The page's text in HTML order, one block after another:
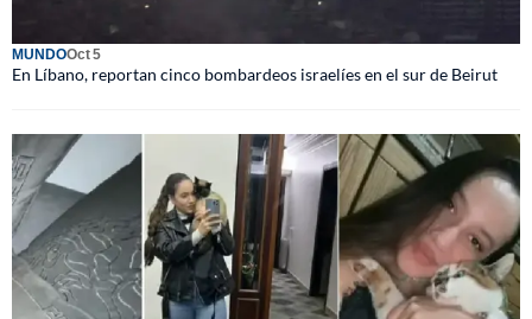
MUNDOOct 5
En Líbano, reportan cinco bombardeos israelíes en el sur de Beirut